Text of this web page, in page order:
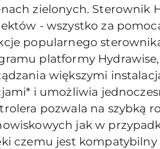
zielonych. Sterownik
- wszystko za
popularnego
platformy
większymi
i umożliwia
pozwala na szybką
jak w
czemu jest